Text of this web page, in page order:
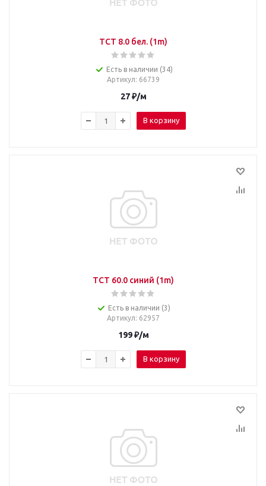
TCT 8.0 бел. (1m)
Есть в наличии (34)
Артикул: 66739
27₽/м
В корзину
TCT 60.0 синий (1m)
Есть в наличии (3)
Артикул: 62957
199₽/м
В корзину